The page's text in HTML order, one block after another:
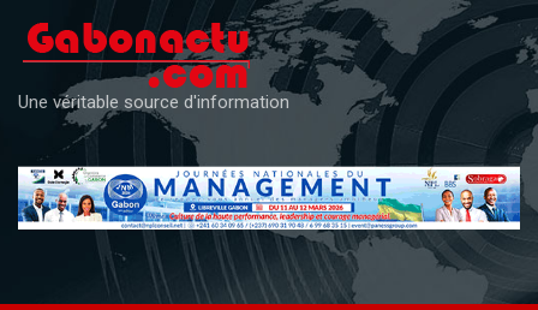
content
Une véritable source d'information